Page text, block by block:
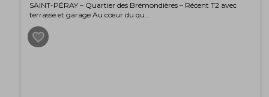
SAINT-PÉRAY – Quartier des Brémondières – Récent T2 avec
terrasse et garage Au cœur du qu...